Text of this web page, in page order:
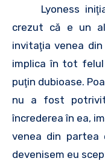
Lyoness
crezut că e un
invitaţia venea
implica în tot
puţin dubioase.
nu a fost
încrederea în ea,
venea din partea
devenisem eu